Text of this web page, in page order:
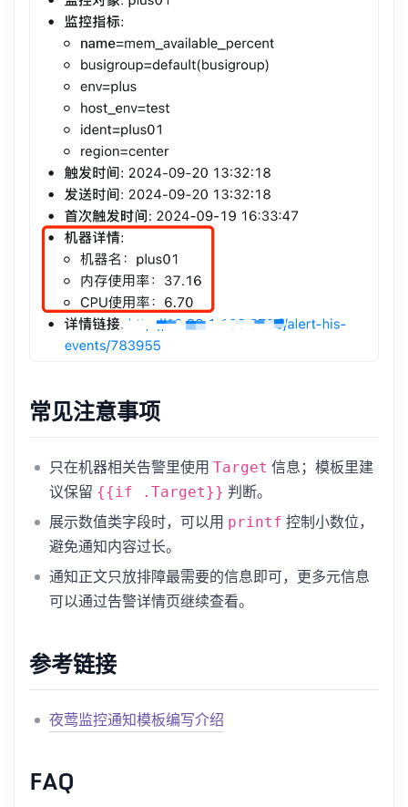
常见注意事项
只在机器相关告警里使用 Target 信息；模板里建
议保留 {{if .Target}} 判断。
展示数值类字段时，可以用 printf 控制小数位，
避免通知内容过长。
通知正文只放排障最需要的信息即可，更多元信息
可以通过告警详情页继续查看。
参考链接
夜莺监控通知模板编写介绍
FAQ